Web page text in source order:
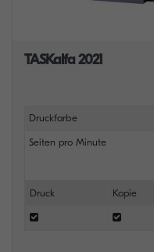
TASKalfa 2021
Druckfarbe
Seiten pro Minute
Druck Kopie